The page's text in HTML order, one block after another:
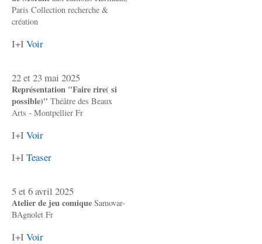
Paris Collection recherche &
création
I+I Voir
22 et 23 mai 2025
Représentation "Faire rire( si
possible)" Théâtre des Beaux
Arts - Montpellier Fr
I+I Voir
I+I Teaser
5 et 6 avril 2025
Atelier de jeu comique Samovar-
BAgnolet Fr
I+I Voir